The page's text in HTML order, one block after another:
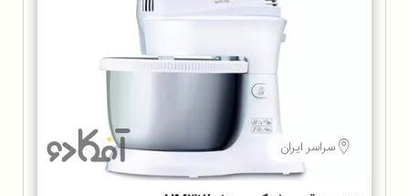
سراسر ایران